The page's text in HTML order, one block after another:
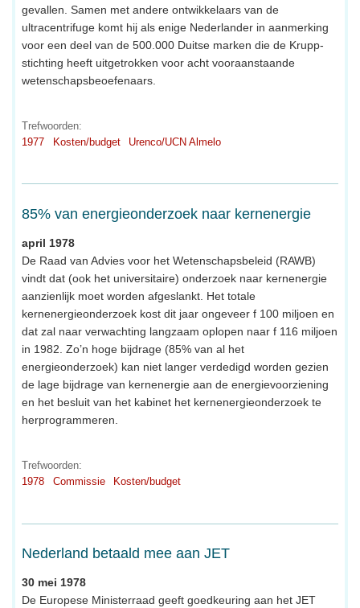
gevallen. Samen met andere ontwikkelaars van de
ultracentrifuge komt hij als enige Nederlander in aanmerking
voor een deel van de 500.000 Duitse marken die de Krupp-
stichting heeft uitgetrokken voor acht vooraanstaande
wetenschapsbeoefenaars.
Trefwoorden:
1977
Kosten/budget Urenco/UCN Almelo
85% van energieonderzoek naar kernenergie
april 1978
De Raad van Advies voor het Wetenschapsbeleid (RAWB)
vindt dat (ook het universitaire) onderzoek naar kernenergie
aanzienlijk moet worden afgeslankt. Het totale
kernenergieonderzoek kost dit jaar ongeveer f 100 miljoen en
dat zal naar verwachting langzaam oplopen naar f 116 miljoen
in 1982. Zo’n hoge bijdrage (85% van al het
energieonderzoek) kan niet langer verdedigd worden gezien
de lage bijdrage van kernenergie aan de energievoorziening
en het besluit van het kabinet het kernenergieonderzoek te
herprogrammeren.
Trefwoorden:
1978
Commissie Kosten/budget
Nederland betaald mee aan JET
30 mei 1978
De Europese Ministerraad geeft goedkeuring aan het JET